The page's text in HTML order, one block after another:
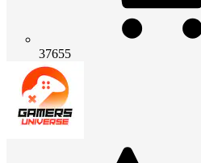
37655